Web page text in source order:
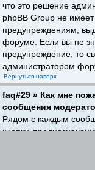
что это решение
phpBB Group не
предупреждениям,
форуме. Если вы не
предупреждение, то
администратором
Вернуться наверх
faq#29 » Как мне
сообщения
Рядом с каждым
кнопку,